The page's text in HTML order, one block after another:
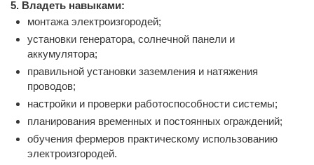
5. Владеть навыками:
монтажа электроизгородей;
установки генератора, солнечной панели и
аккумулятора;
правильной установки заземления и натяжения
проводов;
настройки и проверки работоспособности системы;
планирования временных и постоянных ограждений;
обучения фермеров практическому использованию
электроизгородей.